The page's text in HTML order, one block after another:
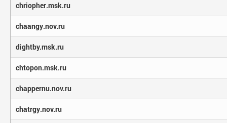
chriopher.msk.ru
chaangy.nov.ru
dightby.msk.ru
chtopon.msk.ru
chappernu.nov.ru
chatrgy.nov.ru